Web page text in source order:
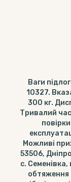
Ваги
10327.
300 кг.
Тривалий
Можливі
53506,
с.
обтяження